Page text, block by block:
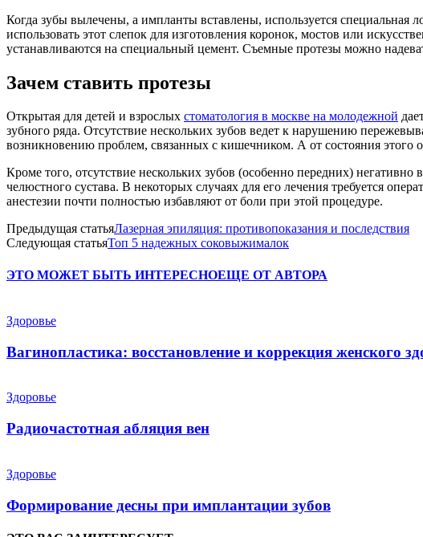
Когда зубы вылечены, а импланты вставлены, используется специальная
использовать этот слепок для изготовления коронок, мостов или
устанавливаются на специальный цемент. Съемные протезы можно
Зачем ставить протезы
Открытая для детей и взрослых стоматология в москве на молодежной
зубного ряда. Отсутствие нескольких зубов ведет к нарушению
возникновению проблем, связанных с кишечником. А от состояния этого
Кроме того, отсутствие нескольких зубов (особенно передних)
челюстного сустава. В некоторых случаях для его лечения требуется
анестезии почти полностью избавляют от боли при этой процедуре.
Предыдущая статьяЛазерная эпиляция: противопоказания и последствия
Следующая статьяТоп 5 надежных соковыжималок
ЭТО МОЖЕТ БЫТЬ ИНТЕРЕСНОЕЩЕ ОТ АВТОРА
Здоровье
Вагинопластика: восстановление и коррекция женского
Здоровье
Радиочастотная абляция вен
Здоровье
Формирование десны при имплантации зубов